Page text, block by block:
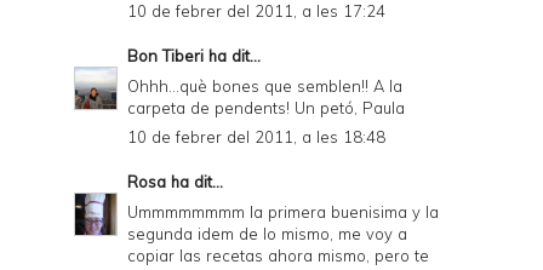
10 de febrer del 2011, a les 17:24
Bon Tiberi ha dit...
Ohhh...què bones que semblen!! A la
carpeta de pendents! Un petó, Paula
10 de febrer del 2011, a les 18:48
Rosa ha dit...
Ummmmmmmm la primera buenisima y la
segunda idem de lo mismo, me voy a
copiar las recetas ahora mismo, pero te